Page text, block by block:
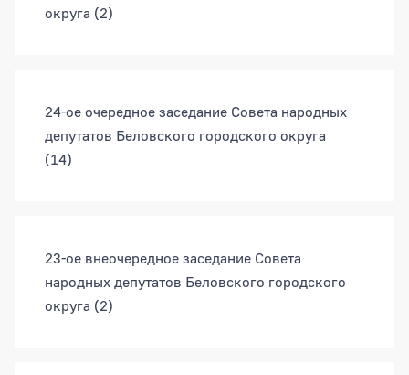
округа (2)
24-ое очередное заседание Совета народных
депутатов Беловского городского округа
(14)
23-ое внеочередное заседание Совета
народных депутатов Беловского городского
округа (2)